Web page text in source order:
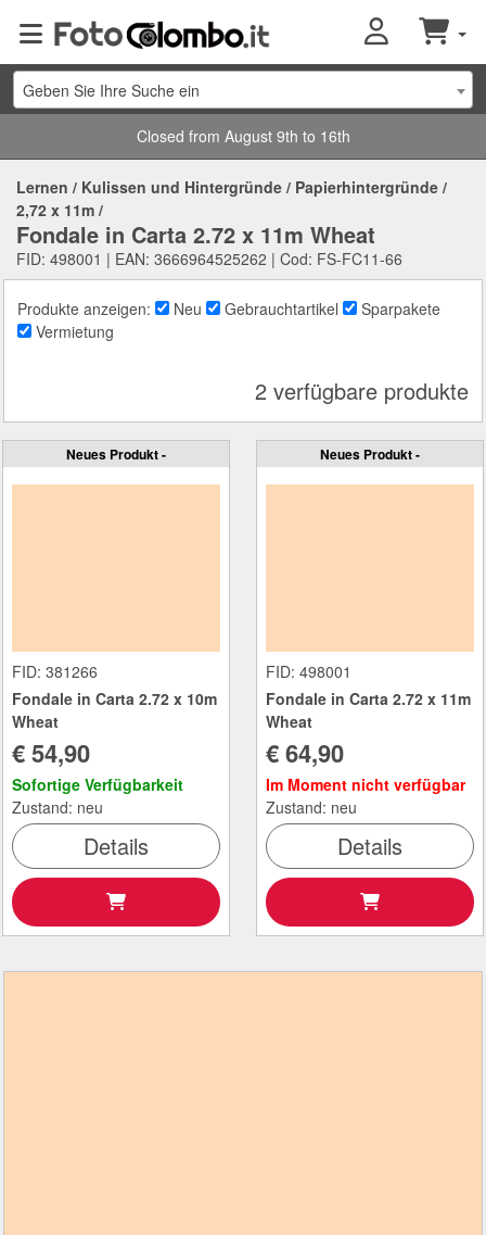
Geben Sie Ihre Suche ein
Closed from August 9th to 16th
Lernen / Kulissen und Hintergründe / Papierhintergründe /
2,72 x 11m /
Fondale in Carta 2.72 x 11m Wheat
FID: 498001 | EAN: 3666964525262 | Cod: FS-FC11-66
Produkte anzeigen: Neu Gebrauchtartikel
Sparpakete
Vermietung
2 verfügbare produkte
Neues Produkt -
FID: 381266
Fondale in Carta 2.72 x 10m
Wheat
€ 54,90
Sofortige Verfügbarkeit
Zustand: neu
Details
Neues Produkt -
FID: 498001
Fondale in Carta 2.72 x 11m
Wheat
€ 64,90
Im Moment nicht verfügbar
Zustand: neu
Details